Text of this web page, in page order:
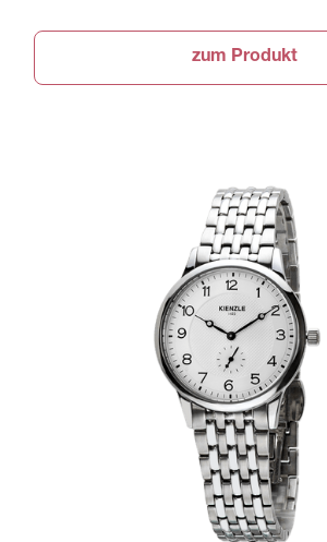
zum Produkt